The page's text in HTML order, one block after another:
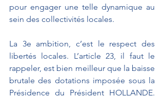
pour engager une telle dynamique au
sein des collectivités locales.
La 3e ambition, c’est le respect des
libertés locales. L’article 23, il faut le
rappeler, est bien meilleur que la baisse
brutale des dotations imposée sous la
Présidence du Président HOLLANDE.